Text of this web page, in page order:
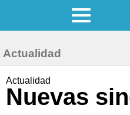
Actualidad
Actualidad
Nuevas